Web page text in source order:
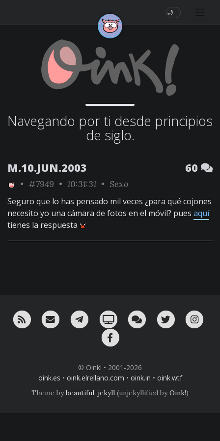
🌙
Navegando por ti desde principios
de siglo.
M.10.JUN.2003 60
• #7949 • 10:31:31 • Sexo
Seguro que lo has pensado mil veces ¿para qué cojones
necesito yo una cámara de fotos en el móvil? pues aquí
tienes la respuesta
RSS ¡Mándame un email!¡Nuestro canal en Telegram!
Oink! TV Charla con nosotros
Twitter
© Oink! • 2001-2026
oink.es • oink.elrellano.com • oink.in • oink.wtf
Theme bybeautiful-jekyll (unjekyllified byOink!)